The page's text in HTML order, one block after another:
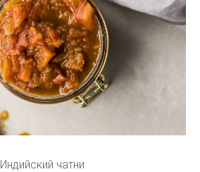
Индийский чатни